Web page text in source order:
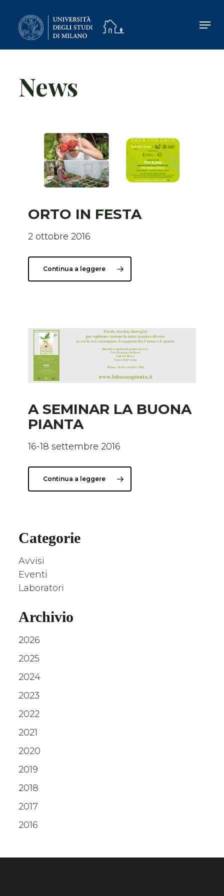
main
News
ORTO IN FESTA
2 ottobre 2016
Continua a leggere
A SEMINAR LA BUONA
PIANTA
16-18 settembre 2016
Continua a leggere
Categorie
Avvisi
Eventi
Laboratori
Archivio
2026
2025
2024
2023
2022
2021
2020
2019
2018
2017
2016